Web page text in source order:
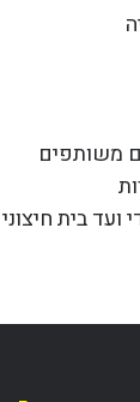
משותפים
ועד בית חיצוני